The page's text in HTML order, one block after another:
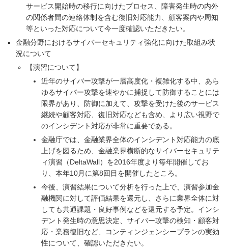
サービス開始時の移行に向けたプロセス、障害発生時の内外
の関係者間の連絡体制を含む復旧対応能力、顧客案内や周知
等といった対応について今一度確認いただきたい。
金融分野におけるサイバーセキュリティ強化に向けた取組み状
況について
【演習について】
近年のサイバー攻撃が一層高度化・複雑化する中、あら
ゆるサイバー攻撃を速やかに捕捉して防御することには
限界があり、防御に加えて、攻撃を受けた後のサービス
継続や顧客対応、復旧対応なども含め、より広い視野で
のインシデント対応が非常に重要である。
金融庁では、金融業界全体のインシデント対応能力の底
上げを図るため、金融業界横断的なサイバーセキュリテ
ィ演習（DeltaWall）を2016年度より毎年開催してお
り、本年10月に第8回目を開催したところ。
今後、演習結果について分析を行った上で、演習参加金
融機関に対して評価結果を還元し、さらに業界全体に対
しても共通課題・良好事例などを還元する予定。インシ
デント発生時の意思決定、サイバー攻撃の検知・顧客対
応・業務復旧など、コンティンジェンシープランの実効
性について、確認いただきたい。